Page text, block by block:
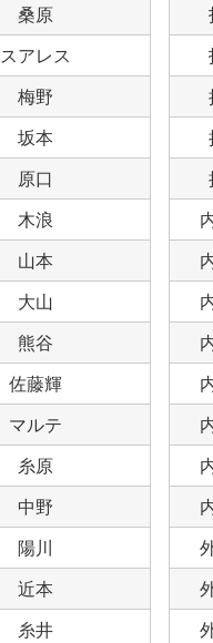
桑原
スアレス
梅野
坂本
原口
木浪
山本
大山
熊谷
佐藤輝
マルテ
糸原
中野
陽川
近本
糸井